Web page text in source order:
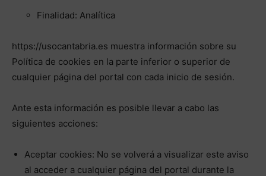
Finalidad: Analítica
https://usocantabria.es muestra información sobre su
Política de cookies en la parte inferior o superior de
cualquier página del portal con cada inicio de sesión.
Ante esta información es posible llevar a cabo las
siguientes acciones:
Aceptar cookies: No se volverá a visualizar este aviso
al acceder a cualquier página del portal durante la